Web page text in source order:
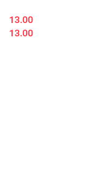
13.00
13.00